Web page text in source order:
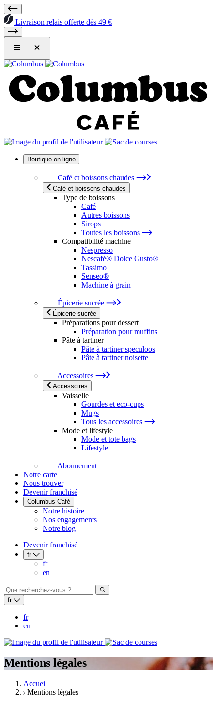
Livraison relais offerte dès 49 €
Boutique en ligne
Café et boissons chaudes
Café et boissons chaudes
Type de boissons
Café
Autres boissons
Sirops
Toutes les boissons
Compatibilité machine
Nespresso
Nescafé® Dolce Gusto®
Tassimo
Senseo®
Machine à grain
Épicerie sucrée
Épicerie sucrée
Préparations pour dessert
Préparation pour muffins
Pâte à tartiner
Pâte à tartiner speculoos
Pâte à tartiner noisette
Accessoires
Accessoires
Vaisselle
Gourdes et eco-cups
Mugs
Tous les accessoires
Mode et lifestyle
Mode et tote bags
Lifestyle
Abonnement
Notre carte
Nous trouver
Devenir franchisé
Columbus Café
Notre histoire
Nos engagements
Notre blog
Devenir franchisé
fr
fr
en
fr
fr
en
Mentions légales
Accueil
Mentions légales